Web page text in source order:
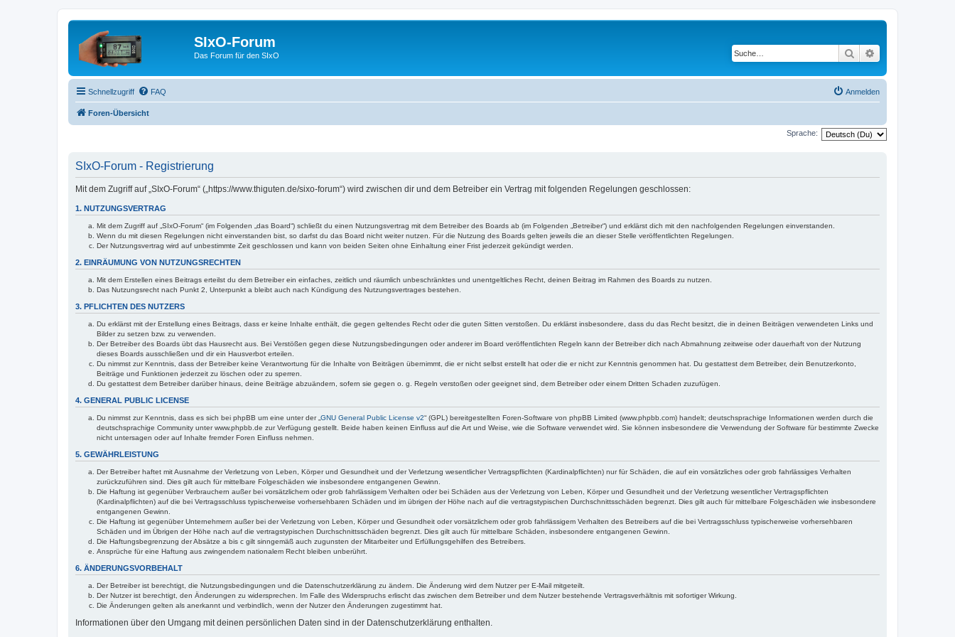
SIxO-Forum
Das Forum für den SIxO Suche
Schnellzugriff FAQ Anmelden
Foren-Übersicht
Sprache:
SIxO-Forum - Registrierung
Mit dem Zugriff auf „SIxO-Forum“ („https://www.thiguten.de/sixo-forum“) wird zwischen dir und dem Betreiber ein Vertrag mit folgenden Regelungen geschlossen:
1. NUTZUNGSVERTRAG
Mit dem Zugriff auf „SIxO-Forum“ (im Folgenden „das Board“) schließt du einen Nutzungsvertrag mit dem Betreiber des Boards ab (im Folgenden „Betreiber“) und erklärst dich mit den nachfolgenden Regelungen einverstanden.
Wenn du mit diesen Regelungen nicht einverstanden bist, so darfst du das Board nicht weiter nutzen. Für die Nutzung des Boards gelten jeweils die an dieser Stelle veröffentlichten Regelungen.
Der Nutzungsvertrag wird auf unbestimmte Zeit geschlossen und kann von beiden Seiten ohne Einhaltung einer Frist jederzeit gekündigt werden.
2. EINRÄUMUNG VON NUTZUNGSRECHTEN
Mit dem Erstellen eines Beitrags erteilst du dem Betreiber ein einfaches, zeitlich und räumlich unbeschränktes und unentgeltliches Recht, deinen Beitrag im Rahmen des Boards zu nutzen.
Das Nutzungsrecht nach Punkt 2, Unterpunkt a bleibt auch nach Kündigung des Nutzungsvertrages bestehen.
3. PFLICHTEN DES NUTZERS
Du erklärst mit der Erstellung eines Beitrags, dass er keine Inhalte enthält, die gegen geltendes Recht oder die guten Sitten verstoßen. Du erklärst insbesondere, dass du das Recht besitzt, die in deinen Beiträgen verwendeten Links und
Bilder zu setzen bzw. zu verwenden.
Der Betreiber des Boards übt das Hausrecht aus. Bei Verstößen gegen diese Nutzungsbedingungen oder anderer im Board veröffentlichten Regeln kann der Betreiber dich nach Abmahnung zeitweise oder dauerhaft von der Nutzung
dieses Boards ausschließen und dir ein Hausverbot erteilen.
Du nimmst zur Kenntnis, dass der Betreiber keine Verantwortung für die Inhalte von Beiträgen übernimmt, die er nicht selbst erstellt hat oder die er nicht zur Kenntnis genommen hat. Du gestattest dem Betreiber, dein Benutzerkonto,
Beiträge und Funktionen jederzeit zu löschen oder zu sperren.
Du gestattest dem Betreiber darüber hinaus, deine Beiträge abzuändern, sofern sie gegen o. g. Regeln verstoßen oder geeignet sind, dem Betreiber oder einem Dritten Schaden zuzufügen.
4. GENERAL PUBLIC LICENSE
Du nimmst zur Kenntnis, dass es sich bei phpBB um eine unter der „ GNU General Public License v2“ (GPL) bereitgestellten Foren-Software von phpBB Limited (www.phpbb.com) handelt; deutschsprachige Informationen werden durch die
deutschsprachige Community unter www.phpbb.de zur Verfügung gestellt. Beide haben keinen Einfluss auf die Art und Weise, wie die Software verwendet wird. Sie können insbesondere die Verwendung der Software für bestimmte Zwecke
nicht untersagen oder auf Inhalte fremder Foren Einfluss nehmen.
5. GEWÄHRLEISTUNG
Der Betreiber haftet mit Ausnahme der Verletzung von Leben, Körper und Gesundheit und der Verletzung wesentlicher Vertragspflichten (Kardinalpflichten) nur für Schäden, die auf ein vorsätzliches oder grob fahrlässiges Verhalten
zurückzuführen sind. Dies gilt auch für mittelbare Folgeschäden wie insbesondere entgangenen Gewinn.
Die Haftung ist gegenüber Verbrauchern außer bei vorsätzlichem oder grob fahrlässigem Verhalten oder bei Schäden aus der Verletzung von Leben, Körper und Gesundheit und der Verletzung wesentlicher Vertragspflichten
(Kardinalpflichten) auf die bei Vertragsschluss typischerweise vorhersehbaren Schäden und im übrigen der Höhe nach auf die vertragstypischen Durchschnittsschäden begrenzt. Dies gilt auch für mittelbare Folgeschäden wie insbesondere
entgangenen Gewinn.
Die Haftung ist gegenüber Unternehmern außer bei der Verletzung von Leben, Körper und Gesundheit oder vorsätzlichem oder grob fahrlässigem Verhalten des Betreibers auf die bei Vertragsschluss typischerweise vorhersehbaren
Schäden und im Übrigen der Höhe nach auf die vertragstypischen Durchschnittsschäden begrenzt. Dies gilt auch für mittelbare Schäden, insbesondere entgangenen Gewinn.
Die Haftungsbegrenzung der Absätze a bis c gilt sinngemäß auch zugunsten der Mitarbeiter und Erfüllungsgehilfen des Betreibers.
Ansprüche für eine Haftung aus zwingendem nationalem Recht bleiben unberührt.
6. ÄNDERUNGSVORBEHALT
Der Betreiber ist berechtigt, die Nutzungsbedingungen und die Datenschutzerklärung zu ändern. Die Änderung wird dem Nutzer per E-Mail mitgeteilt.
Der Nutzer ist berechtigt, den Änderungen zu widersprechen. Im Falle des Widerspruchs erlischt das zwischen dem Betreiber und dem Nutzer bestehende Vertragsverhältnis mit sofortiger Wirkung.
Die Änderungen gelten als anerkannt und verbindlich, wenn der Nutzer den Änderungen zugestimmt hat.
Informationen über den Umgang mit deinen persönlichen Daten sind in der Datenschutzerklärung enthalten.